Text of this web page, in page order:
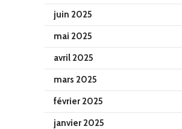
juin 2025
mai 2025
avril 2025
mars 2025
février 2025
janvier 2025